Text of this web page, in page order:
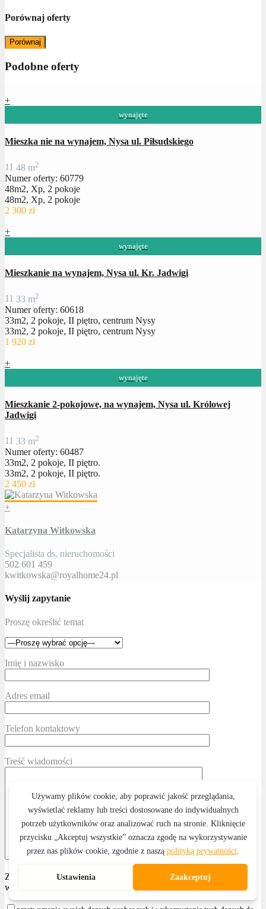
Porównaj oferty
Porównaj
Podobne oferty
+
wynajęte
Mieszka nie na wynajem, Nysa ul. Piłsudskiego
11 48 m2
Numer oferty: 60779
48m2, Xp, 2 pokoje
48m2, Xp, 2 pokoje
2 300 zł
+
wynajęte
Mieszkanie na wynajem, Nysa ul. Kr. Jadwigi
11 33 m2
Numer oferty: 60618
33m2, 2 pokoje, II piętro, centrum Nysy
33m2, 2 pokoje, II piętro, centrum Nysy
1 920 zł
+
wynajęte
Mieszkanie 2-pokojowe, na wynajem, Nysa ul. Królowej
Jadwigi
11 33 m2
Numer oferty: 60487
33m2, 2 pokoje, II piętro.
33m2, 2 pokoje, II piętro.
2 450 zł
+
Katarzyna Witkowska
Specjalista ds. nieruchomości
502 601 459
kwitkowska@royalhome24.pl
Wyślij zapytanie
Proszę określić temat
Imię i nazwisko
Adres email
Telefon kontaktowy
Treść wiadomości
ZAMAWIAJĄCY, będąc poinformowanym o możliwości
wycofania zgody w każdym czasie, wyraża zgodę na: